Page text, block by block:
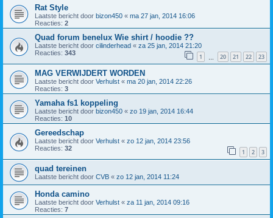
Rat Style
Laatste bericht door bizon450 « ma 27 jan, 2014 16:06
Reacties: 2
Quad forum benelux Wie shirt / hoodie ??
Laatste bericht door cilinderhead « za 25 jan, 2014 21:20
Reacties: 343 1 20 21 22 23
MAG VERWIJDERT WORDEN
Laatste bericht door Verhulst « ma 20 jan, 2014 22:26
Reacties: 3
Yamaha fs1 koppeling
Laatste bericht door bizon450 « zo 19 jan, 2014 16:44
Reacties: 10
Gereedschap
Laatste bericht door Verhulst « zo 12 jan, 2014 23:56
Reacties: 32 1 2 3
quad tereinen
Laatste bericht door CVB « zo 12 jan, 2014 11:24
Honda camino
Laatste bericht door Verhulst « za 11 jan, 2014 09:16
Reacties: 7